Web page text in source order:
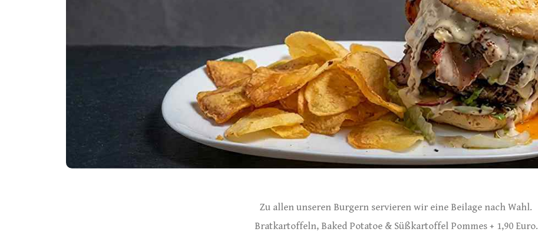
Zu allen unseren Burgern servieren wir eine Beilage nach Wahl.
Bratkartoffeln, Baked Potatoe & Süßkartoffel Pommes + 1,90 Euro.